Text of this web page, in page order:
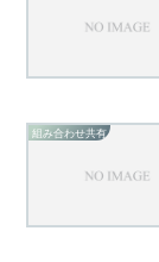
組み合わせ共有